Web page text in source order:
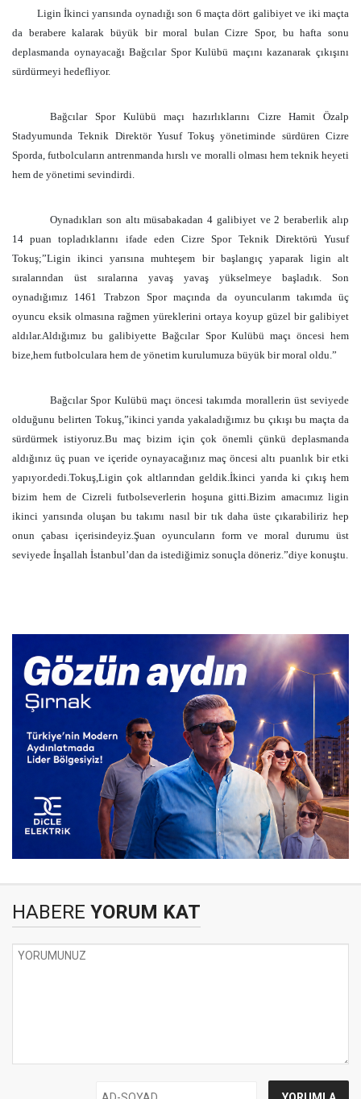
Ligin İkinci yarısında oynadığı son 6 maçta dört galibiyet ve iki maçta
da berabere kalarak büyük bir moral bulan Cizre Spor, bu hafta sonu
deplasmanda oynayacağı Bağcılar Spor Kulübü maçını kazanarak çıkışını
sürdürmeyi hedefliyor.
Bağcılar Spor Kulübü maçı hazırlıklarını Cizre Hamit Özalp
Stadyumunda Teknik Direktör Yusuf Tokuş yönetiminde sürdüren Cizre
Sporda, futbolcuların antrenmanda hırslı ve moralli olması hem teknik heyeti
hem de yönetimi sevindirdi.
Oynadıkları son altı müsabakadan 4 galibiyet ve 2 beraberlik alıp
14 puan topladıklarını ifade eden Cizre Spor Teknik Direktörü Yusuf
Tokuş;”Ligin ikinci yarısına muhteşem bir başlangıç yaparak ligin alt
sıralarından üst sıralarına yavaş yavaş yükselmeye başladık. Son
oynadığımız 1461 Trabzon Spor maçında da oyuncularım takımda üç
oyuncu eksik olmasına rağmen yüreklerini ortaya koyup güzel bir galibiyet
aldılar.Aldığımız bu galibiyette Bağcılar Spor Kulübü maçı öncesi hem
bize,hem futbolculara hem de yönetim kurulumuza büyük bir moral oldu.”
Bağcılar Spor Kulübü maçı öncesi takımda morallerin üst seviyede
olduğunu belirten Tokuş,”ikinci yarıda yakaladığımız bu çıkışı bu maçta da
sürdürmek istiyoruz.Bu maç bizim için çok önemli çünkü deplasmanda
aldığınız üç puan ve içeride oynayacağınız maç öncesi altı puanlık bir etki
yapıyor.dedi.Tokuş,Ligin çok altlarından geldik.İkinci yarıda ki çıkış hem
bizim hem de Cizreli futbolseverlerin hoşuna gitti.Bizim amacımız ligin
ikinci yarısında oluşan bu takımı nasıl bir tık daha üste çıkarabiliriz hep
onun çabası içerisindeyiz.Şuan oyuncuların form ve moral durumu üst
seviyede İnşallah İstanbul’dan da istediğimiz sonuçla döneriz.”diye konuştu.
HABERE YORUM KAT